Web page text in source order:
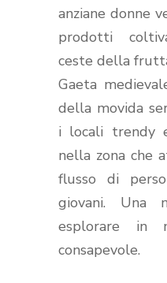
anziane donne
prodotti
ceste della
Gaeta
della movida
i locali trendy
nella zona che
flusso di
giovani. Una
esplorare in
consapevole.